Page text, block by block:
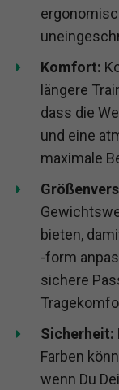
Komfort:
längere
dass die
und eine
maximale
bieten,
-form
sichere
Sicherheit:
Farben
wenn Du